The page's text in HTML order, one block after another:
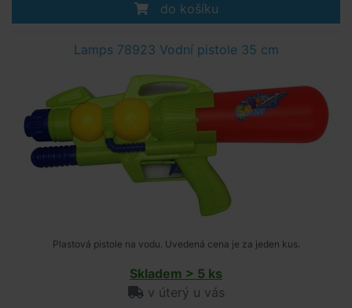
do košíku
Lamps 78923 Vodní pistole 35 cm
Plastová pistole na vodu. Uvedená cena je za jeden kus.
Skladem > 5 ks
v úterý u vás